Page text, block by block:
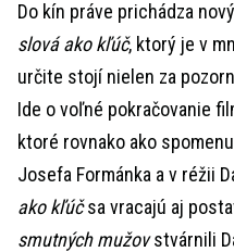
Do kín práve prichádza
slová ako kľúč, ktorý je v
určite stojí nielen za
Ide o voľné pokračovanie
ktoré rovnako ako
Josefa Formánka a v réžii
ako kľúčsa vracajú aj
smutných mužovstvárnili